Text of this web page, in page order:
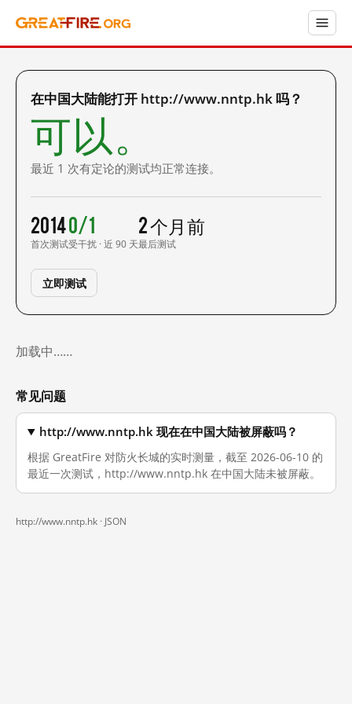
在中国大陆能打开 http://www.nntp.hk 吗？
可以。
最近 1 次有定论的测试均正常连接。
2014
首次测试
0/1
受干扰 · 近 90 天
2 个月前
最后测试
立即测试
加载中……
常见问题
http://www.nntp.hk 现在在中国大陆被屏蔽吗？
根据 GreatFire 对防火长城的实时测量，截至 2026-06-10 的
最近一次测试，http://www.nntp.hk 在中国大陆未被屏蔽。
http://www.nntp.hk · JSON